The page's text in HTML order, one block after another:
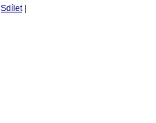
Sdílet